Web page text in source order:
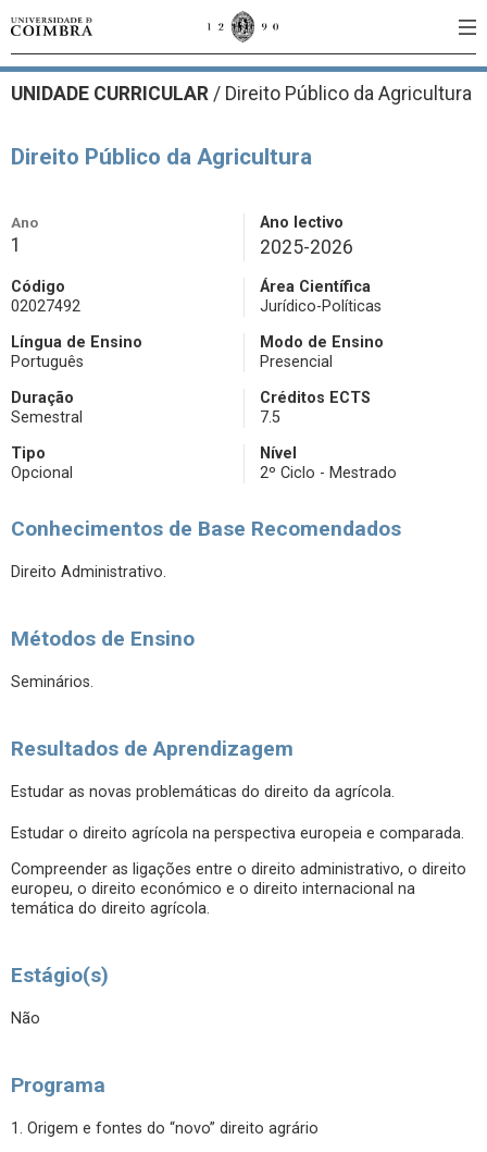
UNIDADE CURRICULAR / Direito Público da Agricultura
Direito Público da Agricultura
Ano
1
Ano lectivo
2025-2026
Código
02027492
Área Científica
Jurídico-Políticas
Língua de Ensino
Português
Modo de Ensino
Presencial
Duração
Semestral
Créditos ECTS
7.5
Tipo
Opcional
Nível
2º Ciclo - Mestrado
Conhecimentos de Base Recomendados
Direito Administrativo.
Métodos de Ensino
Seminários.
Resultados de Aprendizagem
Estudar as novas problemáticas do direito da agrícola.
Estudar o direito agrícola na perspectiva europeia e comparada.
Compreender as ligações entre o direito administrativo, o direito
europeu, o direito económico e o direito internacional na
temática do direito agrícola.
Estágio(s)
Não
Programa
1. Origem e fontes do “novo” direito agrário